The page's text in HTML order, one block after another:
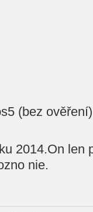
(bez ověření)
2014.On len
nie.